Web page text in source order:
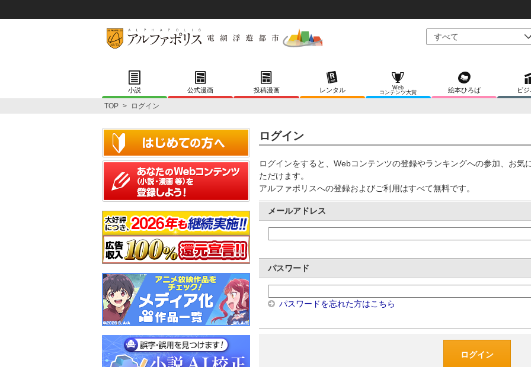
小説 公式漫画 投稿漫画 レンタル
Web
コンテンツ大賞
絵本ひろば ビ
TOP > ログイン
ログイン
ログインをすると、Webコンテンツの登録やランキングへの参加、お気
ただけます。
アルファポリスへの登録およびご利用はすべて無料です。
メールアドレス
パスワード
パスワードを忘れた方はこちら